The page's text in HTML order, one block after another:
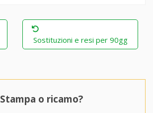
Sostituzioni e resi per 90gg
Stampa o ricamo?